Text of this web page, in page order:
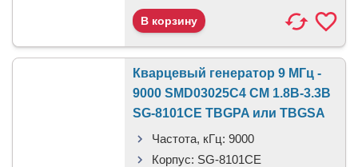
Кварцевый генератор 9 МГц -
9000 SMD03025C4 CM 1.8В-3.3В
SG-8101CE TBGPA или TBGSA
Частота, кГц: 9000
Корпус: SG-8101CE